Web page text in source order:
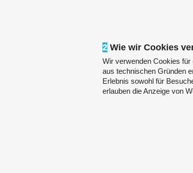
2 Wie wir Cookies
Wir verwenden Cookies
aus technischen Gründen
Erlebnis sowohl für
erlauben die Anzeige von